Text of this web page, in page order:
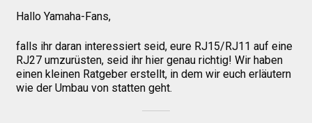
Sitzpolster und erhöhte Sitzpolster
Hallo Yamaha-Fans,
falls ihr daran interessiert seid, eure RJ15/RJ11 auf eine
RJ27 umzurüsten, seid ihr hier genau richtig! Wir haben
einen kleinen Ratgeber erstellt, in dem wir euch erläutern
wie der Umbau von statten geht.